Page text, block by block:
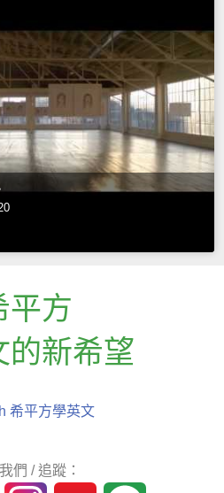
平方
的新希望
希平方學英文
們 / 追蹤：